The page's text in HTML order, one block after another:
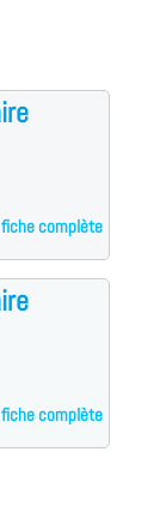
complète
complète